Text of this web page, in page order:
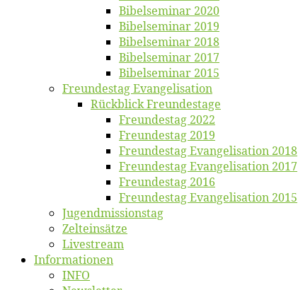
Bi­bel­se­mi­nar 2020
Bi­bel­se­mi­nar 2019
Bi­bel­se­mi­nar 2018
Bibelsemi­nar 2017
Bibelsemi­nar 2015
Freun­des­tag Evangelisation
Rück­blick Freundestage
Freun­des­tag 2022
Freun­des­tag 2019
Freun­des­tag Evan­ge­li­sa­ti­on 2018
Freun­des­tag Evan­ge­li­sa­ti­on 2017
Freun­des­tag 2016
Freun­des­tag Evan­ge­li­sa­ti­on 2015
Jugend­mis­sions­tag
Zelt­ein­sät­ze
Live­stream
Informatio­nen
INFO